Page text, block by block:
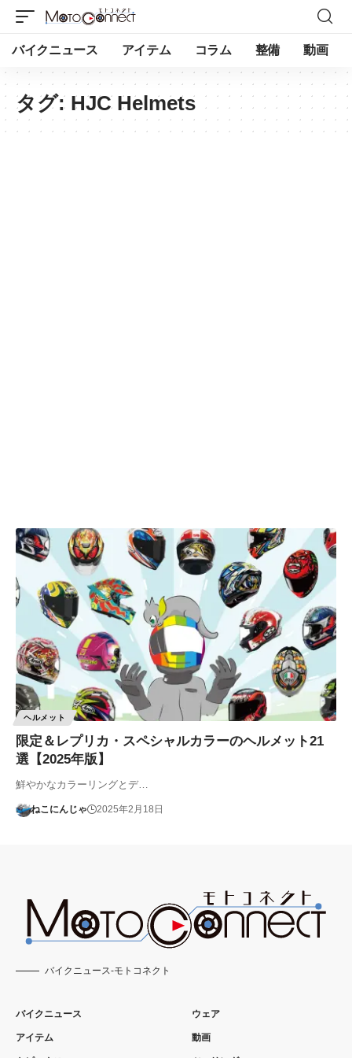
バイクニュース アイテム コラム 整備 動画
タグ: HJC Helmets
ヘルメット
限定＆レプリカ・スペシャルカラーのヘルメット21
選【2025年版】
鮮やかなカラーリングとデ…
ねこにんじゃ 2025年2月18日
バイクニュース-モトコネクト
バイクニュース
アイテム
ウェア
動画